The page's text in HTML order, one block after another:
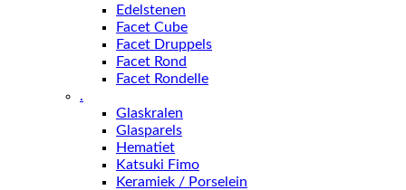
Edelstenen
Facet Cube
Facet Druppels
Facet Rond
Facet Rondelle
.
Glaskralen
Glasparels
Hematiet
Katsuki Fimo
Keramiek / Porselein